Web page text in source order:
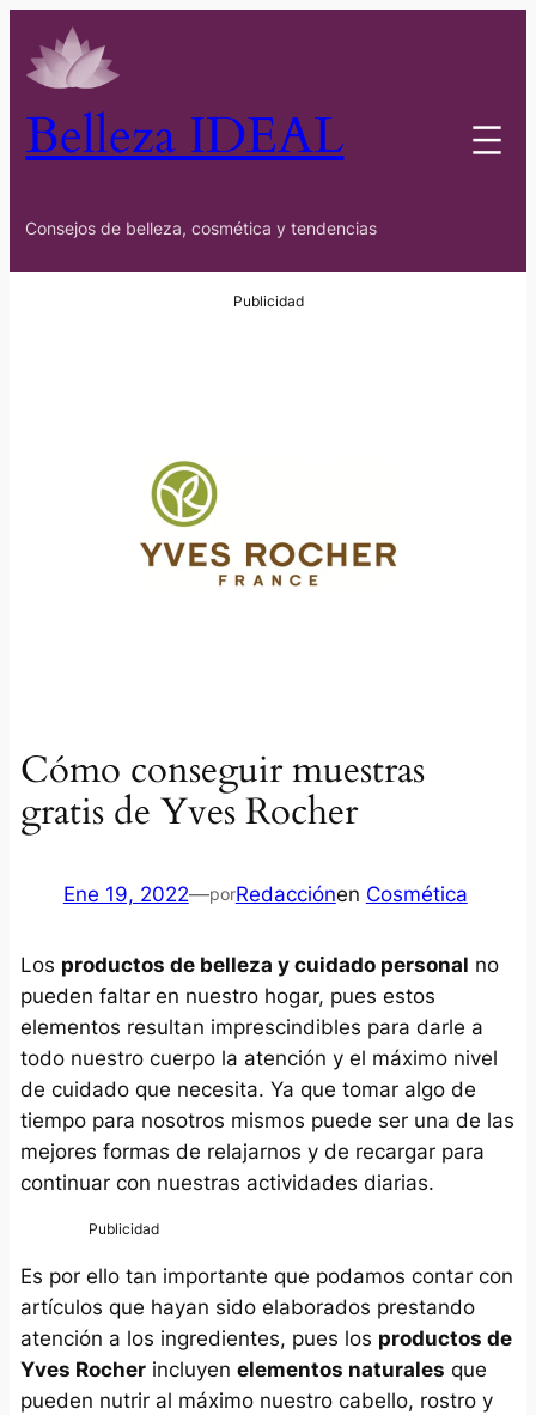
Belleza IDEAL
Consejos de belleza, cosmética y tendencias
Cómo conseguir muestras
gratis de Yves Rocher
Ene 19, 2022—porRedacciónen Cosmética
Los productos de belleza y cuidado personal no
pueden faltar en nuestro hogar, pues estos
elementos resultan imprescindibles para darle a
todo nuestro cuerpo la atención y el máximo nivel
de cuidado que necesita. Ya que tomar algo de
tiempo para nosotros mismos puede ser una de las
mejores formas de relajarnos y de recargar para
continuar con nuestras actividades diarias.
Es por ello tan importante que podamos contar con
artículos que hayan sido elaborados prestando
atención a los ingredientes, pues los productos de
Yves Rocherincluyen elementos naturales que
pueden nutrir al máximo nuestro cabello, rostro y